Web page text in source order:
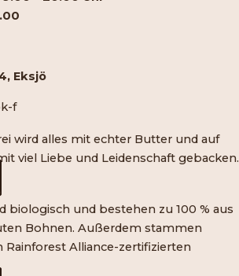
Eksjö
f
wird alles mit echter Butter und auf
viel Liebe und Leidenschaft gebacken.
biologisch und bestehen zu 100 % aus
Bohnen. Außerdem stammen
Rainforest Alliance-zertifizierten